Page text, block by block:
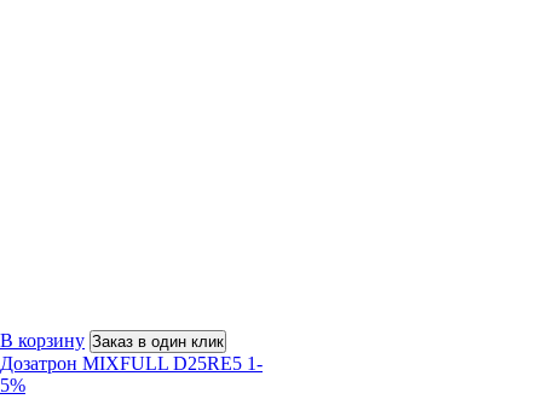
В корзину Заказ в один клик
Дозатрон MIXFULL D25RE5 1-
5%